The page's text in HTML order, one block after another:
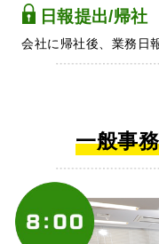
日報提出/帰社
会社に帰社後、業務日
一般事